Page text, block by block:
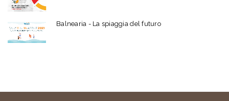
Balnearia - La spiaggia del futuro